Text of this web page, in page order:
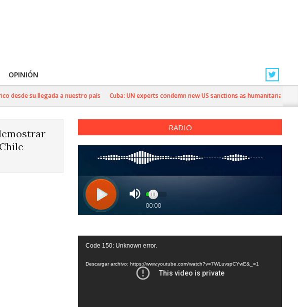
OPINIÓN
su llegada a nuestro país Cuba: UN experts condemn new US sanctions as humanitarian crisis
RADIO
Reproductor
vídeo
Code 150: Unknown error.
Descargar archivo: https://www.youtube.com/watch?v=7WLuvspCYwE&_=1